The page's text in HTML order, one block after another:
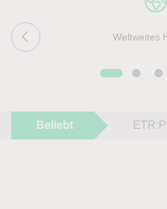
Weltweites
Beliebt